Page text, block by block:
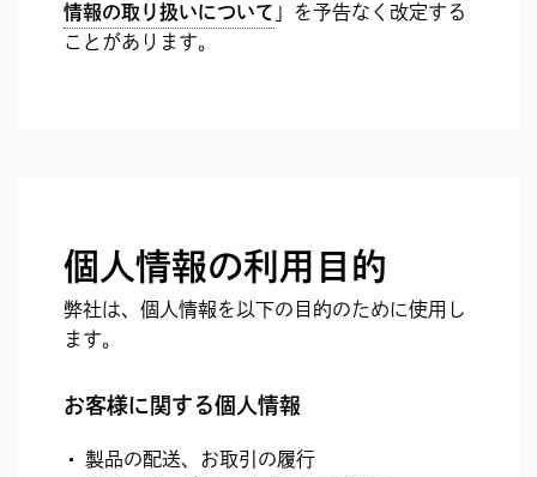
情報の取り扱いについて 」を予告なく改定する
ことがあります。
個人情報の利用目的
弊社は、個人情報を以下の目的のために使用し
ます。
お客様に関する個人情報
製品の配送、お取引の履行